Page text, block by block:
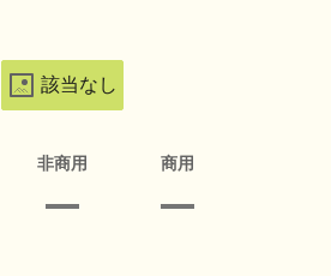
該当なし
非商用 商用